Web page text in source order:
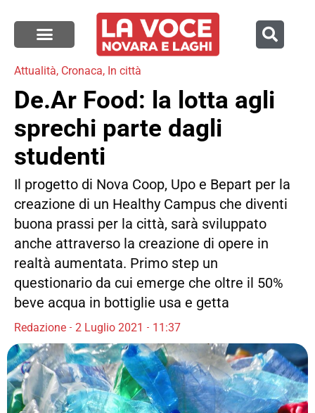
Attualità, Cronaca, In città
De.Ar Food: la lotta agli
sprechi parte dagli
studenti
Il progetto di Nova Coop, Upo e Bepart per la
creazione di un Healthy Campus che diventi
buona prassi per la città, sarà sviluppato
anche attraverso la creazione di opere in
realtà aumentata. Primo step un
questionario da cui emerge che oltre il 50%
beve acqua in bottiglie usa e getta
Redazione 2 Luglio 2021 11:37